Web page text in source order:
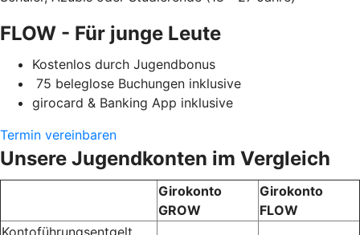
FLOW - Für junge Leute
Kostenlos durch Jugendbonus
75 beleglose Buchungen inklusive
girocard & Banking App inklusive
Termin vereinbaren
Unsere Jugendkonten im Vergleich
Girokonto
GROW
Girokonto
FLOW
Kontoführungsentgelt